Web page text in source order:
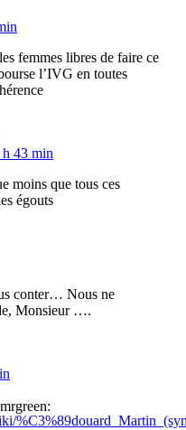
femmes libres de faire ce
l’IVG en toutes
h 43 min
moins que tous ces
égouts
conter… Nous ne
Monsieur ….